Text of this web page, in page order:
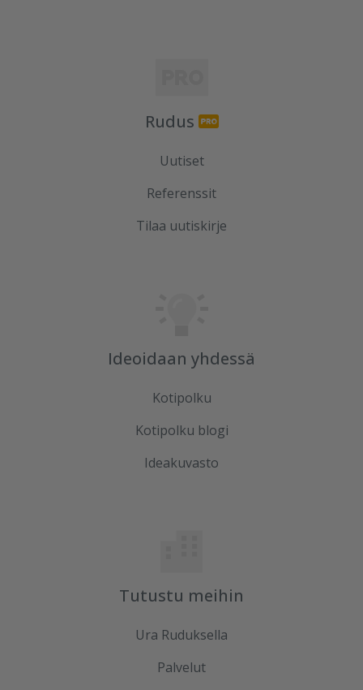
Rudus
Uutiset
Referenssit
Tilaa uutiskirje
Ideoidaan yhdessä
Kotipolku
Kotipolku blogi
Ideakuvasto
Tutustu meihin
Ura Ruduksella
Palvelut